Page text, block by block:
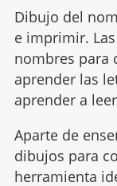
Dibujo del
e imprimir.
nombres para
aprender las
aprender a
Aparte de
dibujos para
herramienta